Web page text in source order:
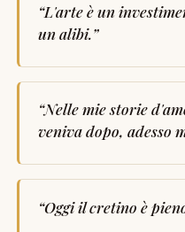
“L'arte è un
un alibi.”
“Nelle mie storie
veniva dopo, adesso
“Oggi il cretino è